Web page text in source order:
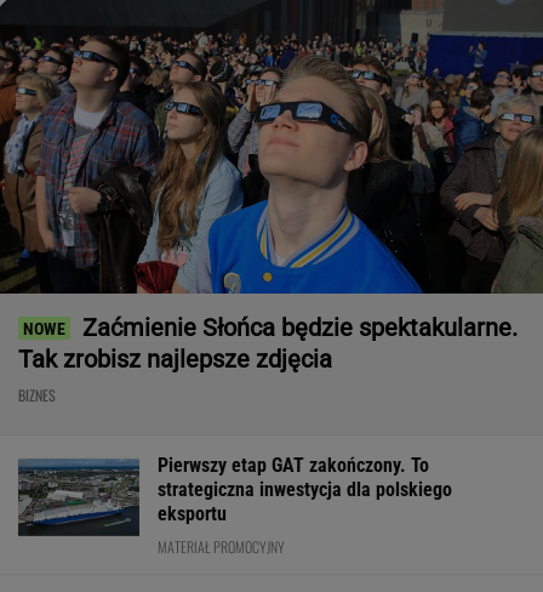
Zaćmienie Słońca będzie spektakularne.
Tak zrobisz najlepsze zdjęcia
BIZNES
Pierwszy etap GAT zakończony. To
strategiczna inwestycja dla polskiego
eksportu
MATERIAŁ PROMOCYJNY